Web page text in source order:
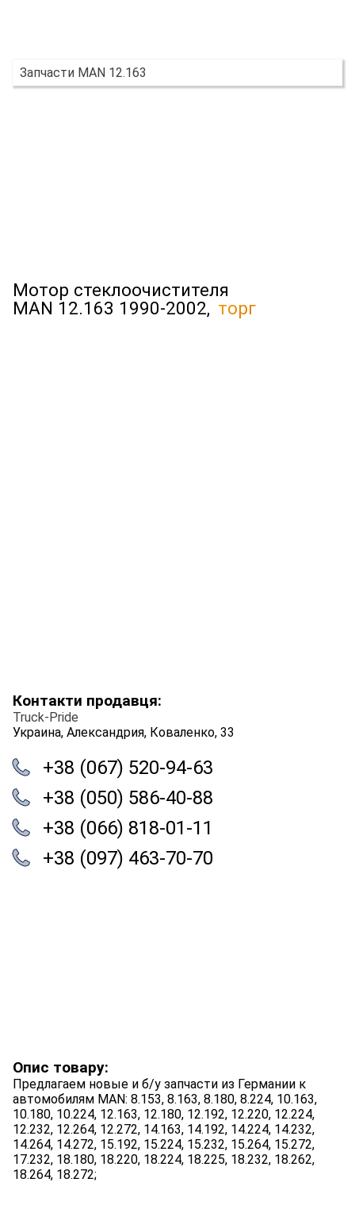
Запчасти MAN 12.163
Мотор стеклоочистителя
MAN 12.163 1990-2002, торг
Контакти продавця:
Truck-Pride
Украина, Александрия, Коваленко, 33
+38 (067) 520-94-63
+38 (050) 586-40-88
+38 (066) 818-01-11
+38 (097) 463-70-70
Опис товару:
Предлагаем новые и б/у запчасти из Германии к
автомобилям MAN: 8.153, 8.163, 8.180, 8.224, 10.163,
10.180, 10.224, 12.163, 12.180, 12.192, 12.220, 12.224,
12.232, 12.264, 12.272, 14.163, 14.192, 14.224, 14.232,
14.264, 14.272, 15.192, 15.224, 15.232, 15.264, 15.272,
17.232, 18.180, 18.220, 18.224, 18.225, 18.232, 18.262,
18.264, 18.272;